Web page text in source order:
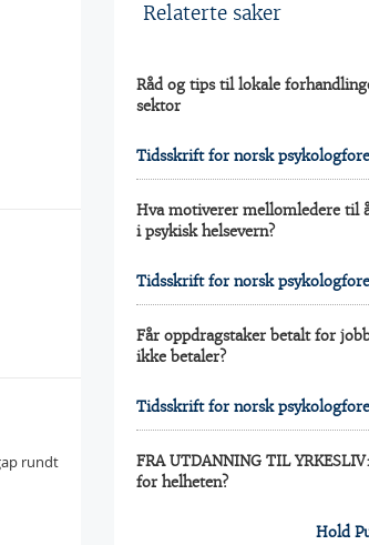
rundt
Relaterte saker
Råd og tips til lokale
sektor
Tidsskrift for norsk
Hva motiverer mellomledere til
i psykisk helsevern?
Tidsskrift for norsk
Får oppdragstaker betalt for
ikke betaler?
Tidsskrift for norsk
FRA UTDANNING TIL
for helheten?
Hold